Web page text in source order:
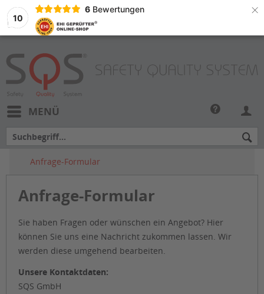
10
6 Bewertungen ×
MENÜ
Anfrage-Formular
Anfrage-Formular
Sie haben Fragen oder wünschen ein Angebot? Hier
können Sie uns eine Nachricht zukommen lassen. Wir
werden diese umgehend bearbeiten.
Unsere Kontaktdaten:
SQS GmbH